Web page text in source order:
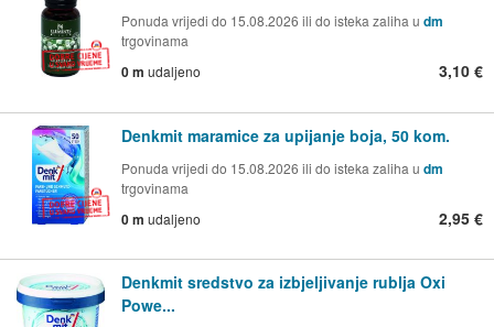
Ponuda vrijedi do 15.08.2026 ili do isteka zaliha u dm
trgovinama
0 m udaljeno 3,10 €
Denkmit maramice za upijanje boja, 50 kom.
Ponuda vrijedi do 15.08.2026 ili do isteka zaliha u dm
trgovinama
0 m udaljeno 2,95 €
Denkmit sredstvo za izbjeljivanje rublja Oxi
Powe...